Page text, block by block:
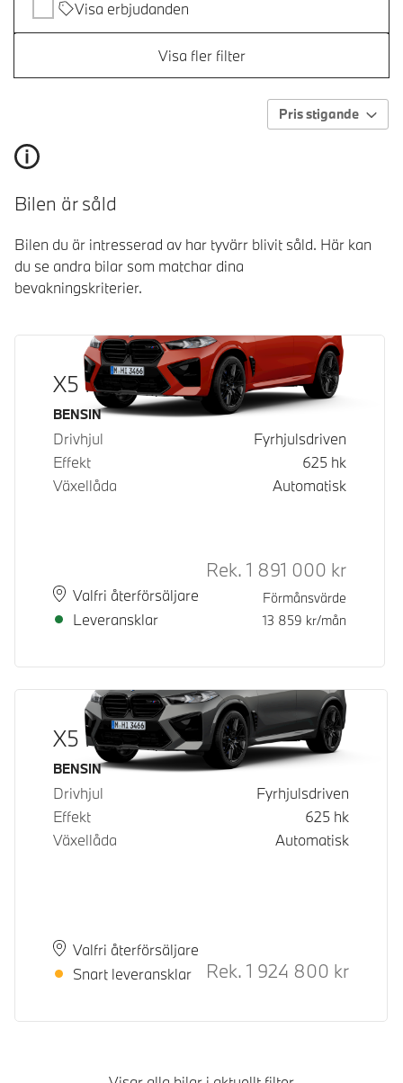
Visa erbjudanden
Visa fler filter
Pris stigande
Bilen är såld
Bilen du är intresserad av har tyvärr blivit såld. Här kan
du se andra bilar som matchar dina
bevakningskriterier.
X5 M Competition
Bränsle
BENSIN
Drivhjul
Fyrhjulsdriven
Effekt
625 hk
Växellåda
Automatisk
PlatsValfri återförsäljare
Leveranstid
Leveransklar
Rek.
Rek. 1 891 000 kr
Förmånsvärde
13 859 kr/mån
X5 M Competition
Bränsle
BENSIN
Drivhjul
Fyrhjulsdriven
Effekt
625 hk
Växellåda
Automatisk
PlatsValfri återförsäljare
Leveranstid
Snart leveransklar
Rek.
Rek. 1 924 800 kr